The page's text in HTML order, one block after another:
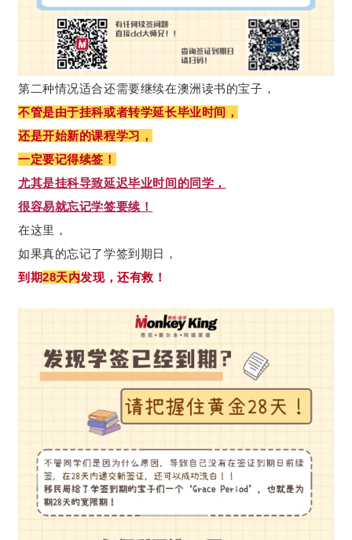
第二种情况适合还需要继续在澳洲读书的宝子，
不管是由于挂科或者转学延长毕业时间，
还是开始新的课程学习，
一定要记得续签！
尤其是挂科导致延迟毕业时间的同学，
很容易就忘记学签要续！
在这里，
如果真的忘记了学签到期日，
到期28天内发现，还有救！